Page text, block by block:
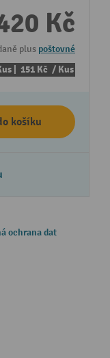
Kč
plus poštovné
| 151 Kč / Kus
košíku
ochrana dat